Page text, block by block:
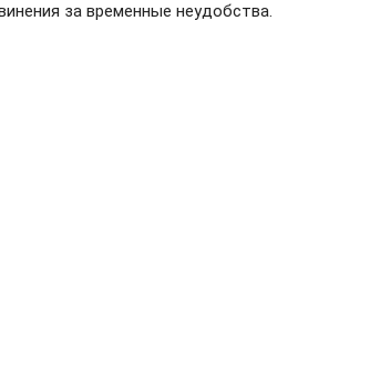
за временные неудобства.